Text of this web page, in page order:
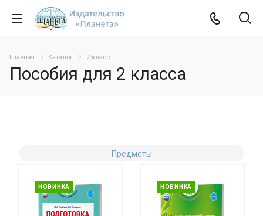
Главная Каталог 2 класс
Пособия для 2 класса
Предметы
НОВИНКА НОВИНКА